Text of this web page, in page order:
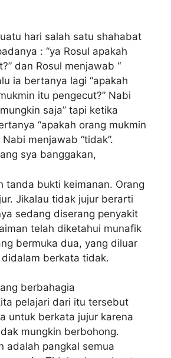
hari salah satu shahabat
: “ya Rosul apakah
dan Rosul menjawab “
ia bertanya lagi “apakah
itu pengecut?” Nabi
saja” tapi ketika
“apakah orang mukmin
menjawab “tidak”.
sya banggakan,
tanda bukti keimanan. Orang
Jikalau tidak jujur berarti
sedang diserang penyakit
telah diketahui munafik
bermuka dua, yang diluar
berkata tidak.
berbahagia
pelajari dari itu tersebut
untuk berkata jujur karena
mungkin berbohong.
adalah pangkal semua